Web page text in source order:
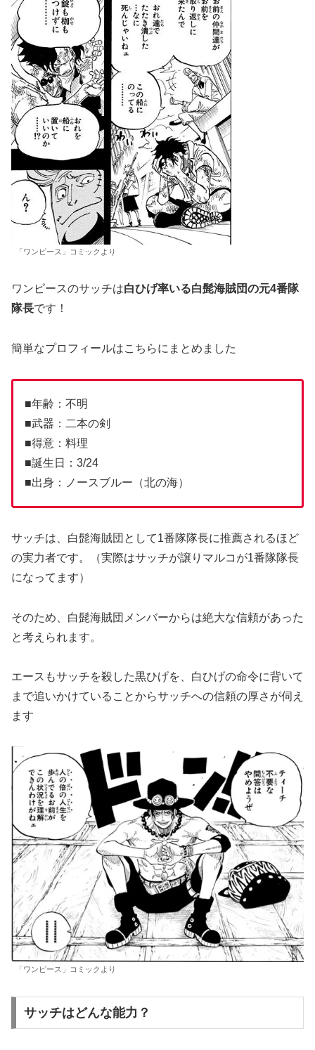
「ワンピース」コミックより
ワンピースのサッチは白ひげ率いる白髭海賊団の元4番隊
隊長です！
簡単なプロフィールはこちらにまとめました
■年齢：不明
■武器：二本の剣
■得意：料理
■誕生日：3/24
■出身：ノースブルー（北の海）
サッチは、白髭海賊団として1番隊隊長に推薦されるほど
の実力者です。（実際はサッチが譲りマルコが1番隊隊長
になってます）
そのため、白髭海賊団メンバーからは絶大な信頼があった
と考えられます。
エースもサッチを殺した黒ひげを、白ひげの命令に背いて
まで追いかけていることからサッチへの信頼の厚さが伺え
ます
「ワンピース」コミックより
サッチはどんな能力？